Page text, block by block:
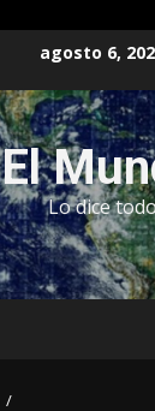
agosto 6,
El
Lo dice